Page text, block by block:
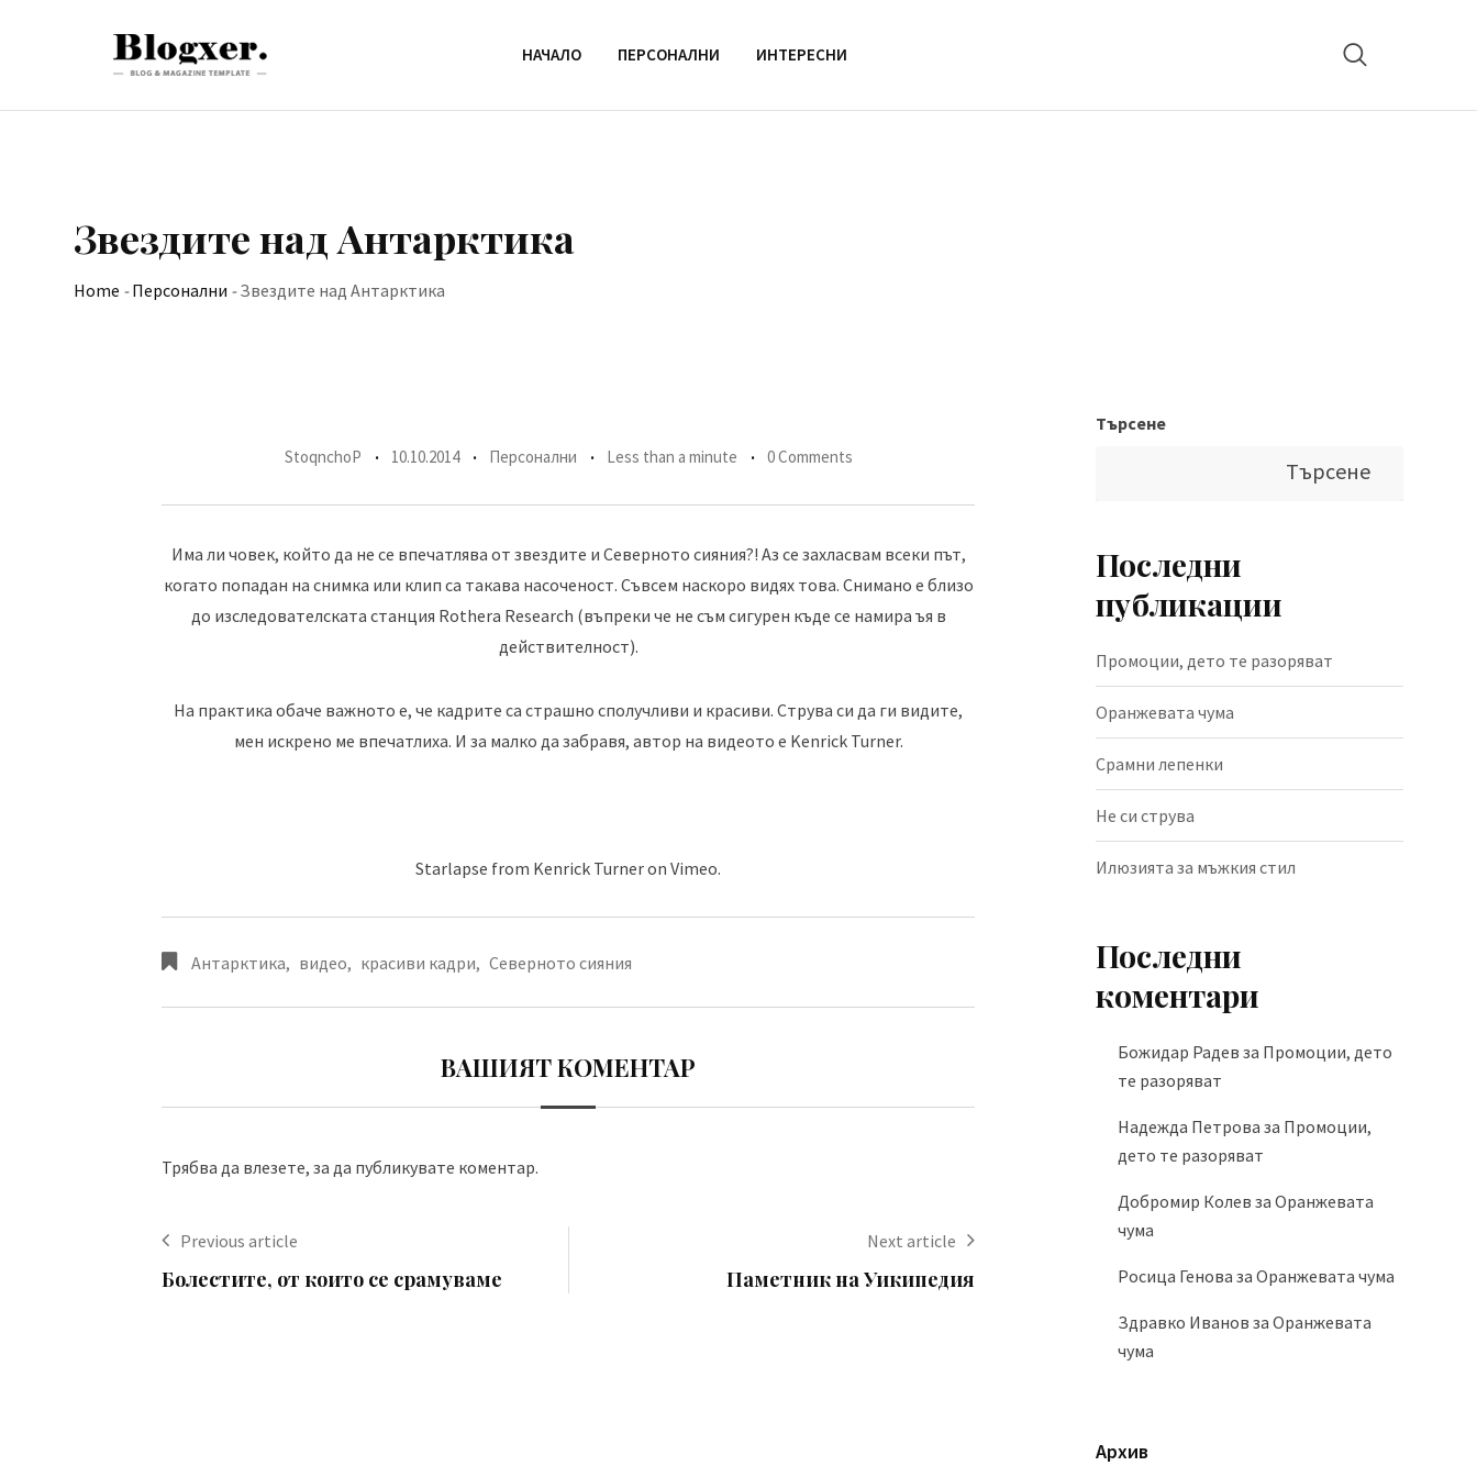
НАЧАЛО ПЕРСОНАЛНИ ИНТЕРЕСНИ
Звездите над Антарктика
Home -Персонални -Звездите над Антарктика
StoqnchoP 10.10.2014 Персонални Less than a minute 0 Comments
Има ли човек, който да не се впечатлява от звездите и Северното сияния?! Аз се захласвам всеки път,
когато попадан на снимка или клип са такава насоченост. Съвсем наскоро видях това. Снимано е близо
до изследователската станция Rothera Research (въпреки че не съм сигурен къде се намира ъя в
действителност).
На практика обаче важното е, че кадрите са страшно сполучливи и красиви. Струва си да ги видите,
мен искрено ме впечатлиха. И за малко да забравя, автор на видеото е Kenrick Turner.
Starlapse from Kenrick Turneron Vimeo.
Антарктика, видео, красиви кадри, Северното сияния
ВАШИЯТ КОМЕНТАР
Трябва да влезете, за да публикувате коментар.
Previous article
Болестите, от които се срамуваме
Next article
Паметник на Уикипедия
Търсене
Търсене
Последни
публикации
Промоции, дето те разоряват
Оранжевата чума
Срамни лепенки
Не си струва
Илюзията за мъжкия стил
Последни
коментари
Божидар Радев за Промоции, дето
те разоряват
Надежда Петрова за Промоции,
дето те разоряват
Добромир Колев за Оранжевата
чума
Росица Генова за Оранжевата чума
Здравко Иванов за Оранжевата
чума
Архив